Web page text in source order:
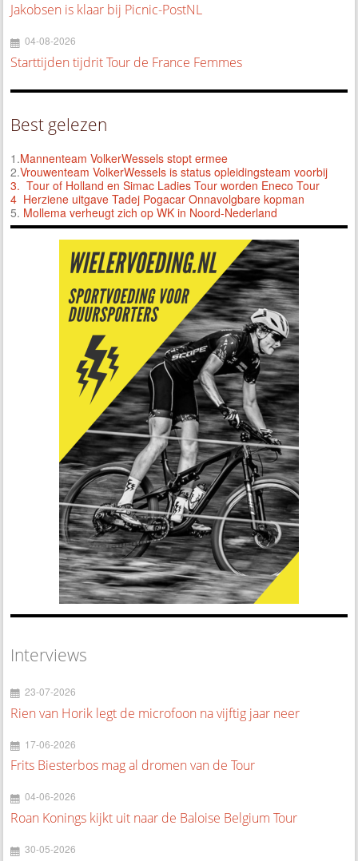
Jakobsen is klaar bij Picnic-PostNL
04-08-2026
Starttijden tijdrit Tour de France Femmes
Best gelezen
1.Mannenteam VolkerWessels stopt ermee
2.Vrouwenteam VolkerWessels is status opleidingsteam voorbij
3. Tour of Holland en Simac Ladies Tour worden Eneco Tour
4 Herziene uitgave Tadej Pogacar Onnavolgbare kopman
5. Mollema verheugt zich op WK in Noord-Nederland
Interviews
23-07-2026
Rien van Horik legt de microfoon na vijftig jaar neer
17-06-2026
Frits Biesterbos mag al dromen van de Tour
04-06-2026
Roan Konings kijkt uit naar de Baloise Belgium Tour
30-05-2026